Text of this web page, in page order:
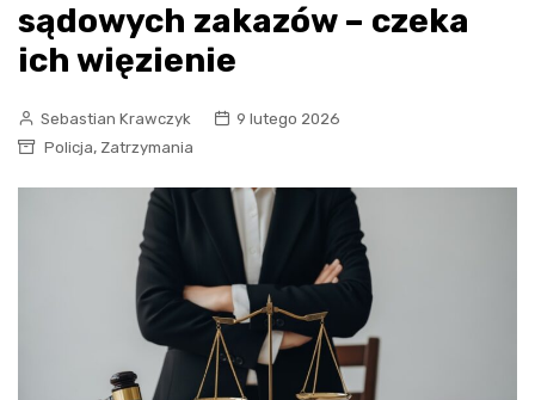
sądowych zakazów – czeka
ich więzienie
Sebastian Krawczyk
9 lutego 2026
Policja, Zatrzymania